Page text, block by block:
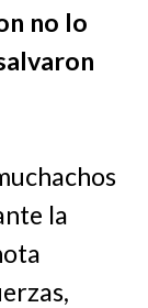
no lo
la